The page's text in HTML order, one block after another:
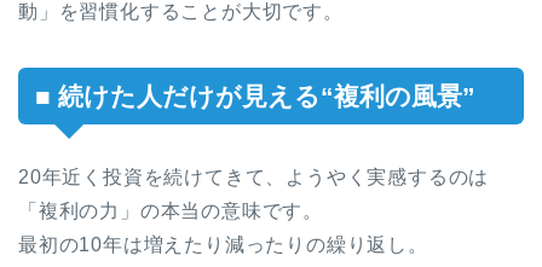
動」を習慣化することが大切です。
■ 続けた人だけが見える“複利の風景”
20年近く投資を続けてきて、ようやく実感するのは
「複利の力」の本当の意味です。
最初の10年は増えたり減ったりの繰り返し。